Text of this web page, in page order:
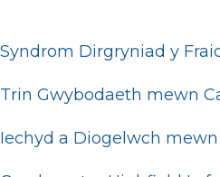
Syndrom Dirgryniad y
Trin Gwybodaeth mewn
Iechyd a Diogelwch mewn